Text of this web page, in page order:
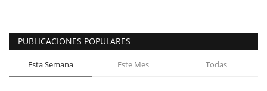
PUBLICACIONES POPULARES
Esta Semana Este Mes Todas